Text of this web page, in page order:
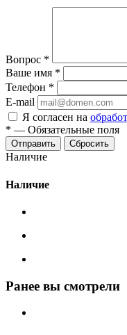
Вопрос *
Ваше имя *
Телефон *
E-mail
Я согласен на
* — Обязательные поля
Сбросить
Наличие
Наличие
Ранее вы смотрели